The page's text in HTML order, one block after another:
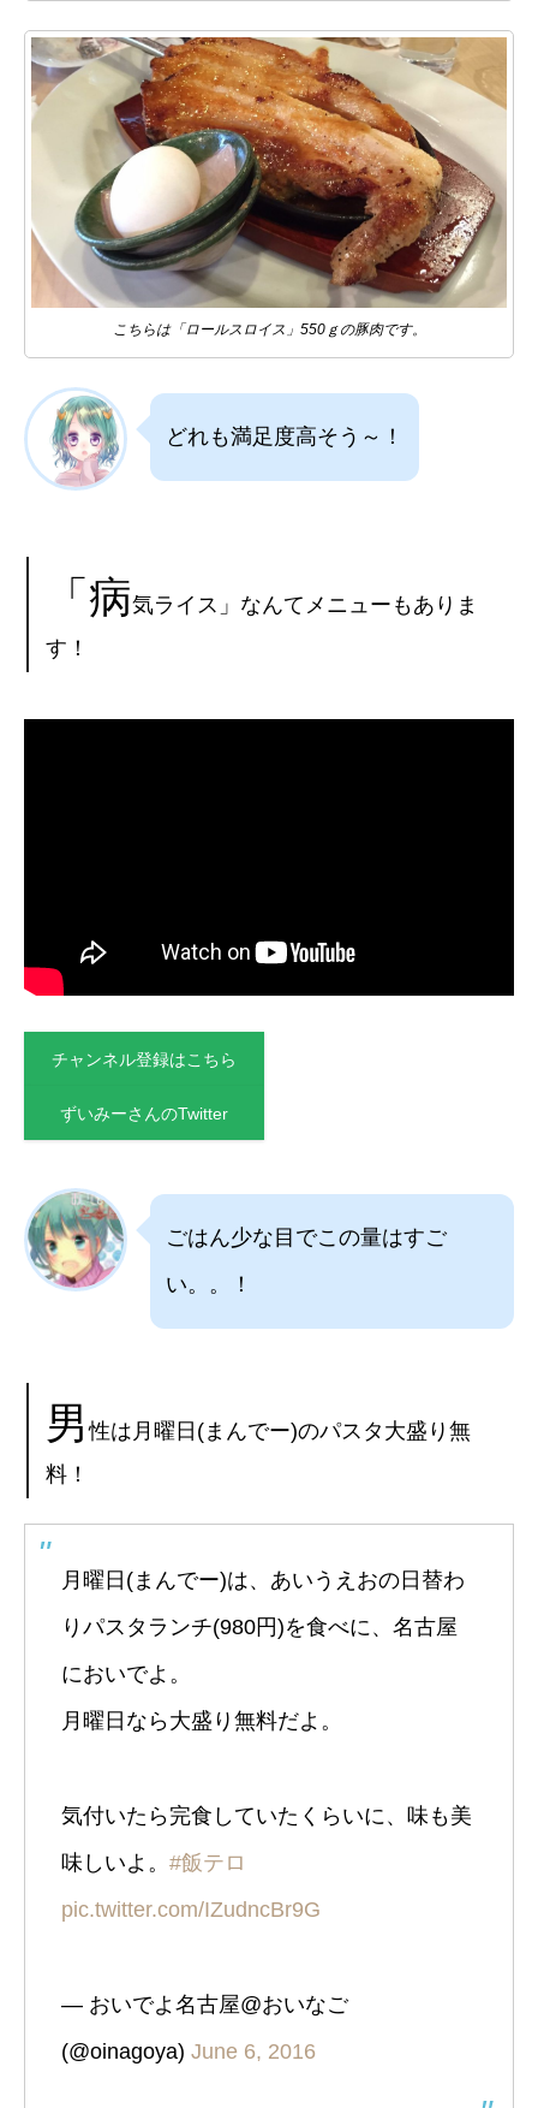
こちらは「ロールスロイス」550ｇの豚肉です。
どれも満足度高そう～！
「病気ライス」なんてメニューもありま
す！
チャンネル登録はこちら
ずいみーさんのTwitter
ごはん少な目でこの量はすご
い。。！
男性は月曜日(まんでー)のパスタ大盛り無
料！
月曜日(まんでー)は、あいうえおの日替わ
りパスタランチ(980円)を食べに、名古屋
においでよ。
月曜日なら大盛り無料だよ。
気付いたら完食していたくらいに、味も美
味しいよ。 #飯テロ
pic.twitter.com/IZudncBr9G
— おいでよ名古屋@おいなご
(@oinagoya) June 6, 2016